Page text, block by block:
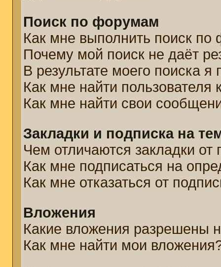
Поиск по форумам
Как мне выполнить поиск
Почему мой поиск не даёт
В результате моего поиска
Как мне найти пользователя
Как мне найти свои
Закладки и подписка на
Чем отличаются закладки от
Как мне подписаться на
Как мне отказаться от
Вложения
Какие вложения разрешены
Как мне найти мои